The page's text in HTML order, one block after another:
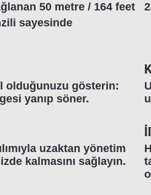
50 metre / 164 feet
sayesinde
olduğunuzu gösterin:
yanıp söner.
uzaktan yönetim
kalmasını sağlayın.